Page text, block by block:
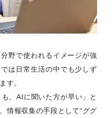
野で使われるイメージが強
は日常生活の中でも少しず
す。
、AIに聞いた方が早い」と
情報収集の手段として“ググ